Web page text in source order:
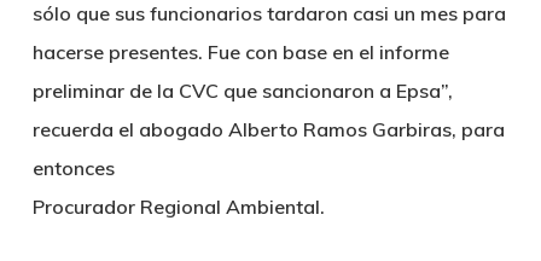
sólo que sus funcionarios tardaron casi un mes para
hacerse presentes. Fue con base en el informe
preliminar de la CVC que sancionaron a Epsa”,
recuerda el abogado Alberto Ramos Garbiras, para
entonces
Procurador Regional Ambiental.